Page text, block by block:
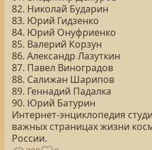
82. Николай Бударин
83. Юрий Гидзенко
84. Юрий Онуфриенко
85. Валерий Корзун
86. Александр Лазуткин
87. Павел Виноградов
88. Салижан Шарипов
89. Геннадий Падалка
90. Юрий Батурин
Интернет-энциклопедия
важных страницах жизни
России.